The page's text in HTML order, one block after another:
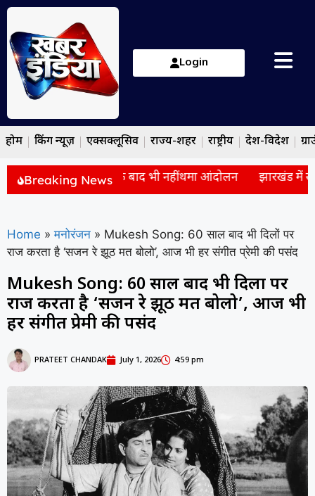
Login
होम ब्रेकिंग न्यूज़ एक्सक्लूसिव राज्य-शहर राष्ट्रीय देश-विदेश
Breaking News
विवाद: सरकार से बैठक के बाद भी नहीं थमा आंदोलन झारखंड में
Home » मनोरंजन » Mukesh Song: 60 साल बाद भी दिलों पर
राज करता है ‘सजन रे झूठ मत बोलो’, आज भी हर संगीत प्रेमी की पसंद
Mukesh Song: 60 साल बाद भी दिलों पर
राज करता है ‘सजन रे झूठ मत बोलो’, आज भी
हर संगीत प्रेमी की पसंद
PRATEET CHANDAK July 1, 2026 4:59 pm